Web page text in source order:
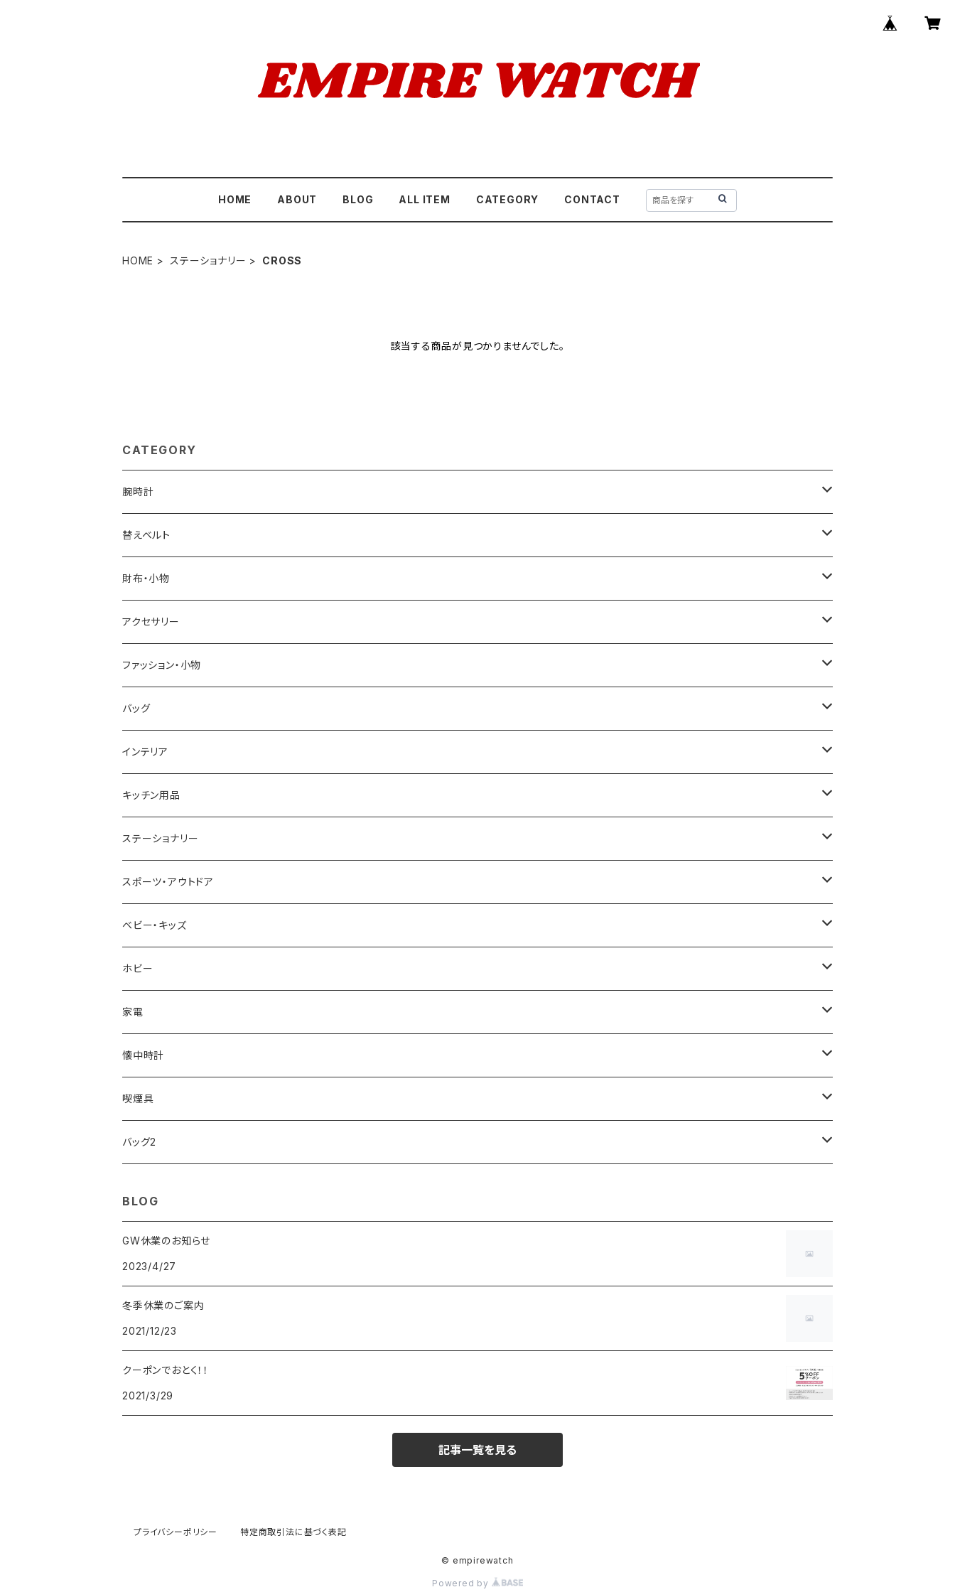
HOME ABOUT BLOG ALL ITEM CATEGORY CONTACT
HOME ステーショナリー CROSS
該当する商品が見つかりませんでした。
CATEGORY
腕時計
ELGIN
SALVATORE MARRA
CASIO
GRANDEUR
COGU
GAGA MILANO
CACTUS
TIMEX
NIXON
AVALANCHE
ORIENT
ZEPPELIN
SKAGEN
FOOTBALL WATCHES
ARCA FUTURA
DISNEY
FOREVER
CLUSE
KAPTEN&SON
替えベルト
COACH
DANIEL WELLINGTON
LACOSTE
DIESEL
MICHAEL KORS
NO BRAND
財布・小物
SONNE
DUCT
TRANSNUMBER
SAAMA HOMME
ARNOLD PALMER
MICHAEL KORS
DIESEL
ALV
Merge
ETTINGER
COACH
BVLGARI
VANQUISH
DUNHILL
BEAMZSQUARE
TOMMY HILFIGER
その他
アクセサリー
GUCCI
TIFFANY&CO
FOLLI FOLLIE
POLICE
PAUL HEWITT
22designstudio
BOTTEGA VENETA
EMPORIO ARMANI
CALVIN KLEIN
DANIEL WELLINGTON
SWAROVSKI
VIVIENNE WESTWOOD
MICHAEL KORS
MARC JACOBS
DIESEL
PAUL SMITH
ファッション・小物
DAKS
栃木レザー
NIKE
DUNHILL
NEWYORKER
OROBIANCO
Ellese
COLEMAN
MONTBLANC
Fashion Accessory Cllection
ISLAND
ATLANTIC STARS
VIVIENNE WESTWOOD
POLO RALPH LAUREN
MONCLER
バッグ
MANHATTAN PORTAGE
United HOMME
RODANIA
BEAMZSQUARE
BLAZER CLUB
ANDY HAWARD
G GUSTO
GULLWING
LESPORTSAC
PRADA
BROMPTON
HAMILTON
INCASE
GREGORY
インテリア
CRYSTOCRAFT
SEIKO
CITIZEN
BRAUN
RHYTHM
BLOSSOM
MONDAINE
MAWA
その他
TANACOCORO
WOODEN
CASIO
キッチン用品
I'mD
Helios
VALENTINO VISCANI
ステーショナリー
LAMY
WATERMAN
PARKER
PELIKAN
CROSS
MONTBLANC
SWAROVSKI
SMYTHSON
スポーツ・アウトドア
Trangia
Barebones
FEUERHAND
CASIO
ベビー・キッズ
ふわりぃ
ERGO BABY
ホビー
その他
AMOS
OMMIX
COACH
家電
CREATE
TORAY
OMRON
Micol
懐中時計
MONDAINE
喫煙具
ZIPPO
バッグ2
BLOG
GW休業のお知らせ
2023/4/27
冬季休業のご案内
2021/12/23
クーポンでおとく！！
2021/3/29
記事一覧を見る
プライバシーポリシー 特定商取引法に基づく表記
© empirewatch
Powered by